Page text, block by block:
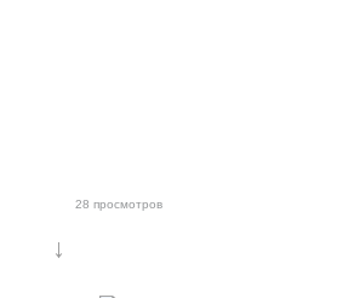
↓
28 просмотров